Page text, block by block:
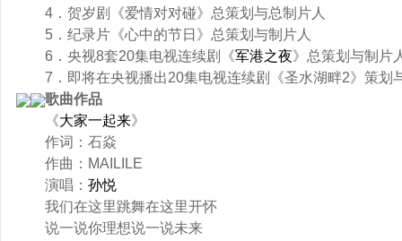
4．贺岁剧《爱情对对碰》总策划与总制片人
5．纪录片《心中的节日》总策划与制片人
6．央视8套20集电视连续剧《军港之夜》总策划与制片
7．即将在央视播出20集电视连续剧《圣水湖畔2》策划
歌曲作品
《大家一起来》
作词：石焱
作曲：MAILILE
演唱： 孙悦
我们在这里跳舞在这里开怀
说一说你理想说一说未来